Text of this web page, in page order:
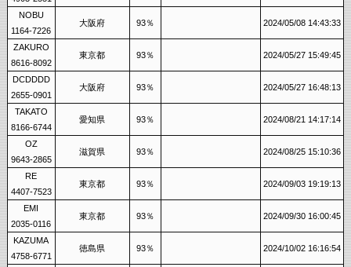
NOBU
1164-7226
大阪府 93％ 2024/05/08 14:43:33
ZAKURO
8616-8092
東京都 93％ 2024/05/27 15:49:45
DCDDDD
2655-0901
大阪府 93％ 2024/05/27 16:48:13
TAKATO
8166-6744
愛知県 93％ 2024/08/21 14:17:14
OZ
9643-2865
滋賀県 93％ 2024/08/25 15:10:36
RE
4407-7523
東京都 93％ 2024/09/03 19:19:13
EMI
2035-0116
東京都 93％ 2024/09/30 16:00:45
KAZUMA
4758-6771
徳島県 93％ 2024/10/02 16:16:54